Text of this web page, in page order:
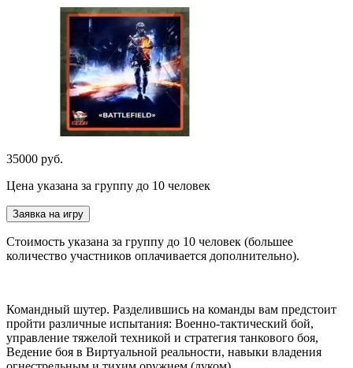
35000 руб.
Цена указана за группу до 10 человек
Заявка на игру
Стоимость указана за группу до 10 человек (большее
количество участников оплачивается дополнительно).
Командный шутер. Разделившись на команды вам предстоит
пройти различные испытания: Военно-тактический бой,
управление тяжелой техникой и стратегия танкового боя,
Ведение боя в Виртуальной реальности, навыки владения